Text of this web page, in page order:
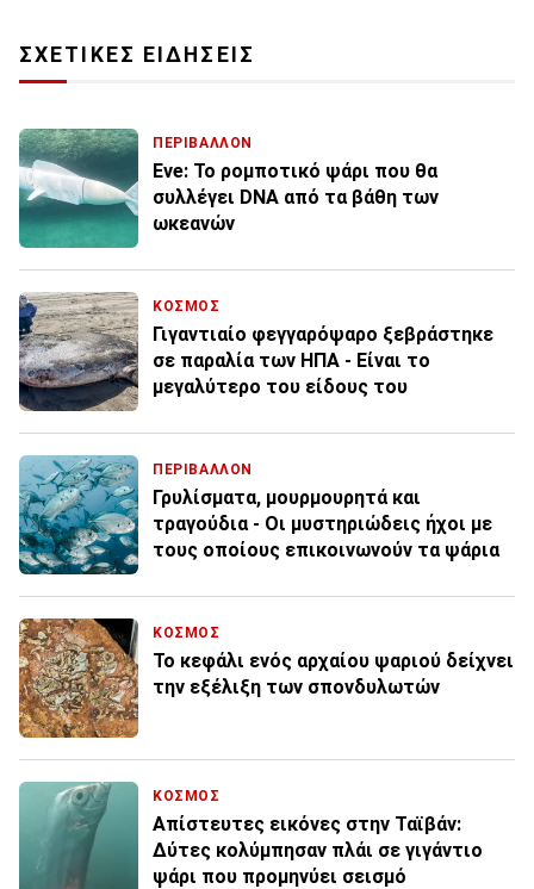
ΣΧΕΤΙΚΕΣ ΕΙΔΗΣΕΙΣ
ΠΕΡΙΒΑΛΛΟΝ
Eve: Το ρομποτικό ψάρι που θα
συλλέγει DNA από τα βάθη των
ωκεανών
ΚΟΣΜΟΣ
Γιγαντιαίο φεγγαρόψαρο ξεβράστηκε
σε παραλία των ΗΠΑ - Είναι το
μεγαλύτερο του είδους του
ΠΕΡΙΒΑΛΛΟΝ
Γρυλίσματα, μουρμουρητά και
τραγούδια - Οι μυστηριώδεις ήχοι με
τους οποίους επικοινωνούν τα ψάρια
ΚΟΣΜΟΣ
To κεφάλι ενός αρχαίου ψαριού δείχνει
την εξέλιξη των σπονδυλωτών
ΚΟΣΜΟΣ
Απίστευτες εικόνες στην Ταϊβάν:
Δύτες κολύμπησαν πλάι σε γιγάντιο
ψάρι που προμηνύει σεισμό